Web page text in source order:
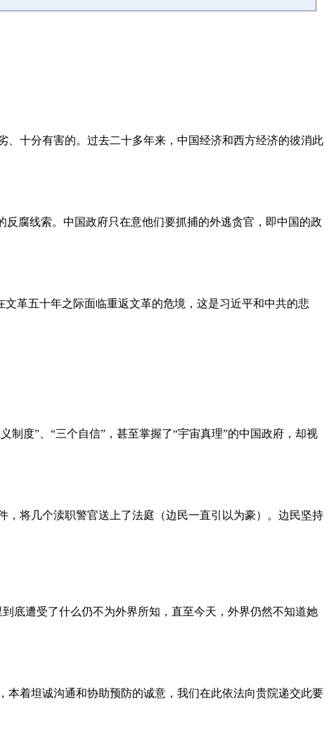
十分有害的。过去二十多年来，中国经济和西方经济的彼消此
腐线索。中国政府只在意他们要抓捕的外逃贪官，即中国的政
革五十年之际面临重返文革的危境，这是习近平和中共的悲
度”、“三个自信”，甚至掌握了“宇宙真理”的中国政府，却视
将几个渎职警官送上了法庭（边民一直引以为豪）。边民坚持
底遭受了什么仍不为外界所知，直至今天，外界仍然不知道她
着坦诚沟通和协助预防的诚意，我们在此依法向贵院递交此要